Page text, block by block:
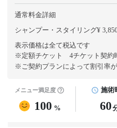
通常料金詳細
シャンプー・スタイリング¥
表示価格は全て税込です
※定額チケット 4チケット契約
※ご契約プランによって割引率が
メニュー満足度
100 %
施術
60